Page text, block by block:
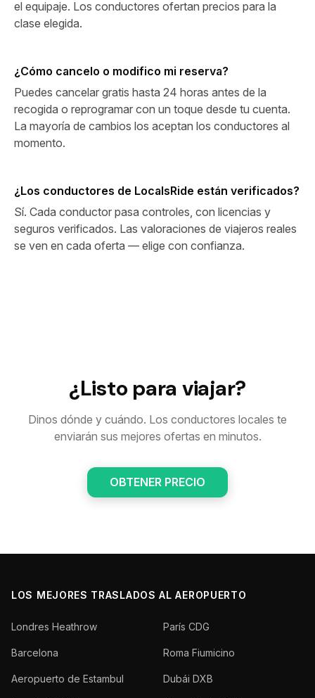
el equipaje. Los conductores ofertan precios para la
clase elegida.
¿Cómo cancelo o modifico mi reserva?
Puedes cancelar gratis hasta 24 horas antes de la
recogida o reprogramar con un toque desde tu cuenta.
La mayoría de cambios los aceptan los conductores al
momento.
¿Los conductores de LocalsRide están verificados?
Sí. Cada conductor pasa controles, con licencias y
seguros verificados. Las valoraciones de viajeros reales
se ven en cada oferta — elige con confianza.
¿Listo para viajar?
Dinos dónde y cuándo. Los conductores locales te
enviarán sus mejores ofertas en minutos.
OBTENER PRECIO
LOS MEJORES TRASLADOS AL AEROPUERTO
Londres Heathrow París CDG
Barcelona Roma Fiumicino
Aeropuerto de Estambul Dubái DXB